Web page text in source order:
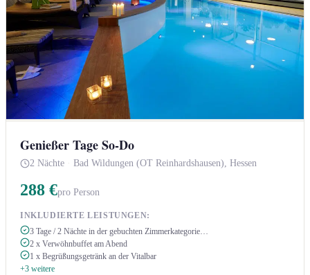
Genießer Tage So-Do
2 Nächte · Bad Wildungen (OT Reinhardshausen), Hessen
288 €pro Person
INKLUDIERTE LEISTUNGEN:
3 Tage / 2 Nächte in der gebuchten Zimmerkategorie…
2 x Verwöhnbuffet am Abend
1 x Begrüßungsgetränk an der Vitalbar
+3 weitere